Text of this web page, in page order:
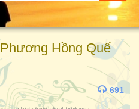
Phương Hồng Quế
691